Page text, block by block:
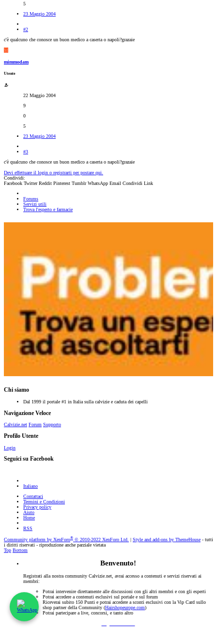
5
23 Maggio 2004
#2
c'è qualcuno che conosce un buon medico a caserta o napoli?grazaie
M
mimmodam
Utente
22 Maggio 2004
9
0
5
23 Maggio 2004
#3
c'è qualcuno che conosce un buon medico a caserta o napoli?grazaie
Devi effettuare il login o registrarti per postare qui.
Condividi:
Facebook Twitter Reddit Pinterest Tumblr WhatsApp Email Condividi Link
Forums
Servizi utili
Trova l'esperto e farmacie
Chi siamo
Dal 1999 il portale #1 in Italia sulla calvizie e caduta dei capelli
Navigazione Veloce
Calvizie.net Forum Supporto
Profilo Utente
Login
Seguici su Facebook
Italiano
Contattaci
Termini e Condizioni
Privacy policy
Aiuto
Home
RSS
Community platform by XenForo® © 2010-2022 XenForo Ltd. Style and add-ons by ThemeHouse - tutti
i diritti riservati - riproduzione anche parziale vietata
Top Bottom
Benvenuto!
Registrati alla nostra community Calvizie.net, avrai accesso a contenuti e servizi riservati ai
membri:
Potrai intervenire direttamente alle discussioni con gli altri membri e con gli esperti
Potrai accedere a contenuti esclusivi sul portale e sul forum
Riceverai subito 150 Punti e potrai accedere a sconti esclusivi con la Vip Card sullo
shop partner della Community (Hairshopeurope.com)
Potrai partecipare a live, concorsi, e tanto altro